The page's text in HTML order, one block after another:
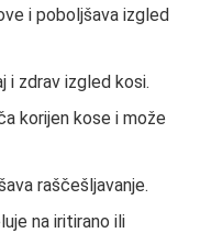
i poboljšava izgled
i zdrav izgled kosi.
korijen kose i može
raščešljavanje.
na iritirano ili